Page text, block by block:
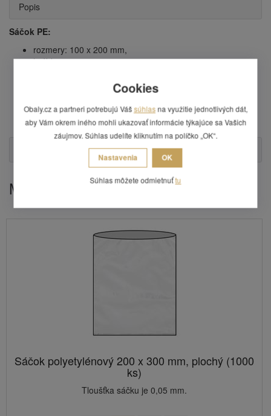
Popis
Sáčok PE:
rozmery: 100 x 200 mm,
hrúbka: 0,05 mm,
materiál: polyetylén LDPE,
balenie obsahuje 1000 ks sáčkov,
cena uvedena za 1 balenie.
Mohlo by Vás zaujímať
Sáčok polyetylénový 200 x 300 mm, plochý (1000
ks)
Tloušťka sáčku je 0,05 mm.
Cookies
Obaly.cz a partneri potrebujú Vášsúhlas na využitie jednotlivých dát,
aby Vám okrem iného mohli ukazovať informácie týkajúce sa Vašich
záujmov. Súhlas udelíte kliknutím na políčko „OK“.
Nastavenia OK
Súhlas môžete odmietnuťtu